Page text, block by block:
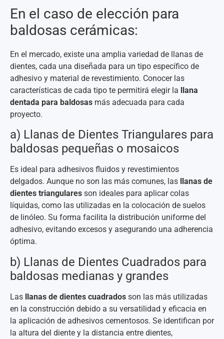
En el caso de elección para
baldosas cerámicas:
En el mercado, existe una amplia variedad de llanas de
dientes, cada una diseñada para un tipo específico de
adhesivo y material de revestimiento. Conocer las
características de cada tipo te permitirá elegir la llana
dentada para baldosas más adecuada para cada
proyecto.
a) Llanas de Dientes Triangulares para
baldosas pequeñas o mosaicos
Es ideal para adhesivos fluidos y revestimientos
delgados. Aunque no son las más comunes, las
llanas de
dientes triangulares son ideales para aplicar colas
líquidas, como las utilizadas en la colocación de suelos
de linóleo. Su forma facilita la distribución uniforme del
adhesivo, evitando excesos y asegurando una adherencia
óptima.
b) Llanas de Dientes Cuadrados para
baldosas medianas y grandes
Las llanas de dientes cuadrados son las más utilizadas
en la construcción debido a su versatilidad y eficacia en
la aplicación de adhesivos cementosos. Se identifican por
la altura del diente y la distancia entre dientes,